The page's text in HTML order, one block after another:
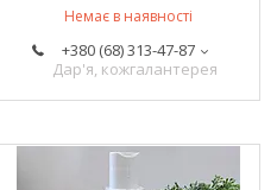
Немає в наявності
+380 (68) 313-47-87
Дар'я, кожгалантерея